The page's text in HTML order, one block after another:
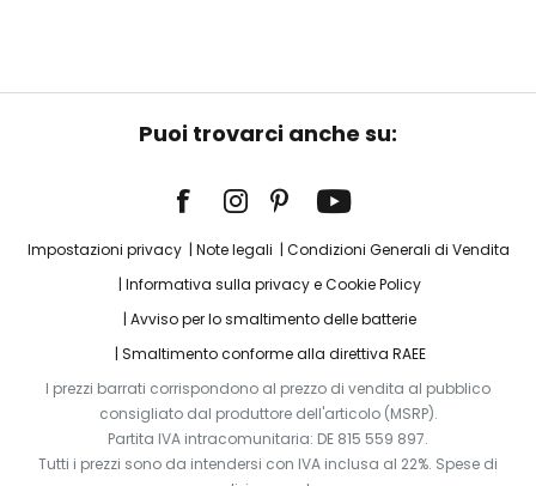
Puoi trovarci anche su:
Impostazioni privacy Note legali
Condizioni Generali di Vendita
Informativa sulla privacy e Cookie Policy
Avviso per lo smaltimento delle batterie
Smaltimento conforme alla direttiva RAEE
I prezzi barrati corrispondono al prezzo di vendita al pubblico
consigliato dal produttore dell'articolo (MSRP).
Partita IVA intracomunitaria: DE 815 559 897.
Tutti i prezzi sono da intendersi con IVA inclusa al 22%. Spese di